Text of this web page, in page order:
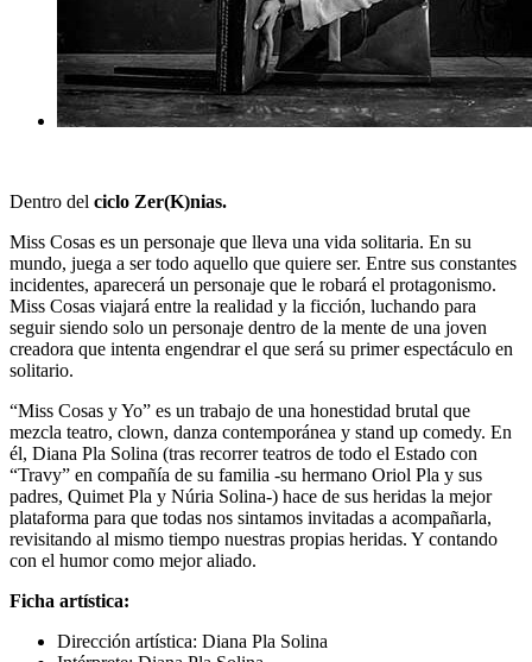
Dentro del ciclo Zer(K)nias.
Miss Cosas es un personaje que lleva una vida solitaria. En su
mundo, juega a ser todo aquello que quiere ser. Entre sus constantes
incidentes, aparecerá un personaje que le robará el protagonismo.
Miss Cosas viajará entre la realidad y la ficción, luchando para
seguir siendo solo un personaje dentro de la mente de una joven
creadora que intenta engendrar el que será su primer espectáculo en
solitario.
“Miss Cosas y Yo” es un trabajo de una honestidad brutal que
mezcla teatro, clown, danza contemporánea y stand up comedy. En
él, Diana Pla Solina (tras recorrer teatros de todo el Estado con
“Travy” en compañía de su familia -su hermano Oriol Pla y sus
padres, Quimet Pla y Núria Solina-) hace de sus heridas la mejor
plataforma para que todas nos sintamos invitadas a acompañarla,
revisitando al mismo tiempo nuestras propias heridas. Y contando
con el humor como mejor aliado.
Ficha artística:
Dirección artística: Diana Pla Solina